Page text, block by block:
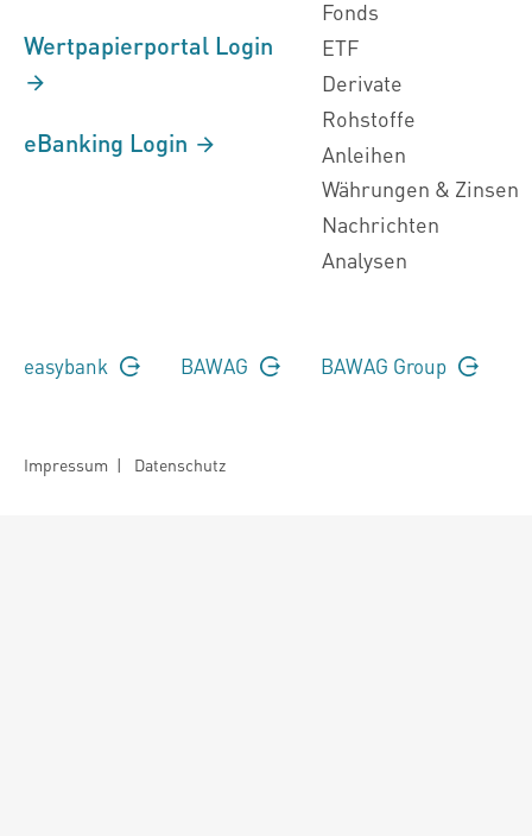
Wertpapierportal Login
eBanking Login
Fonds
ETF
Derivate
Rohstoffe
Anleihen
Währungen & Zinsen
Nachrichten
Analysen
easybank BAWAG BAWAG Group
Impressum | Datenschutz